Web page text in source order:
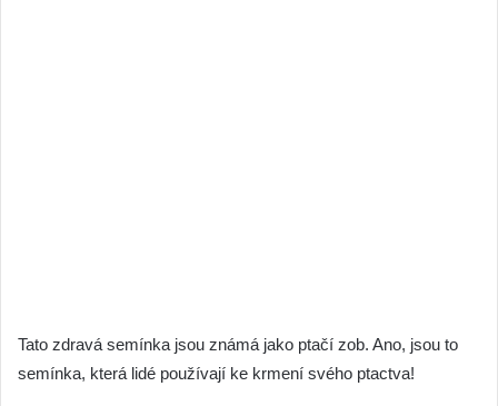
Tato zdravá semínka jsou známá jako ptačí zob. Ano, jsou to
semínka, která lidé používají ke krmení svého ptactva!